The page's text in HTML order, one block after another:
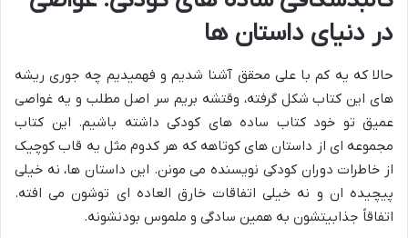
در دنیای داستان ها
حالا که یه کم با علی محقق آشنا شدیم و فهمیدیم چه جوری ریشه
های این کتاب شکل گرفته، وقتشه بریم سر اصل مطلب و یه غواصی
عمیق تو خود کتاب ساده های کودکی داشته باشیم. این کتاب
مجموعه ای از داستان های کوتاهه که هر کدوم مثل یه قاب کوچیک
از خاطرات دوران کودکی نویسنده می مونن. این داستان ها، نه خیلی
پیچیده ان و نه خیلی اتفاقات خارق العاده ای توشون می افته.
اتفاقاً جذابیتشون به همین سادگی و ملموس بودنشونه.